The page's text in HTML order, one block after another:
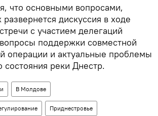
что основными вопросами,
развернется дискуссия в ходе
с участием делегаций
поддержки совместной
операции и актуальные проблемы
состояния реки Днестр.
В Молдове
Приднестровье